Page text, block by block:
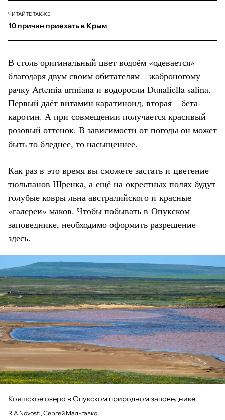
ЧИТАЙТЕ ТАКЖЕ
10 причин приехать в Крым
В столь оригинальный цвет водоём «одевается»
благодаря двум своим обитателям – жаброногому
рачку Artemia urmiana и водоросли Dunaliella salina.
Первый даёт витамин каратиноид, вторая – бета-
каротин. А при совмещении получается красивый
розовый оттенок. В зависимости от погоды он может
быть то бледнее, то насыщеннее.
Как раз в это время вы сможете застать и цветение
тюльпанов Шренка, а ещё на окрестных полях будут
голубые ковры льна австралийского и красные
«галереи» маков. Чтобы побывать в Опукском
заповеднике, необходимо оформить разрешение
здесь.
Кояшское озеро в Опукском природном заповеднике
RIA Novosti, Сергей Мальгавко